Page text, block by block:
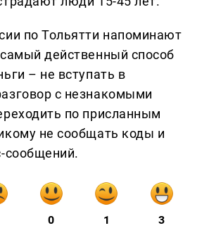
по Тольятти напоминают
действенный способ
– не вступать в
с незнакомыми
по присланным
не сообщать коды и
сообщений.
0 1 3